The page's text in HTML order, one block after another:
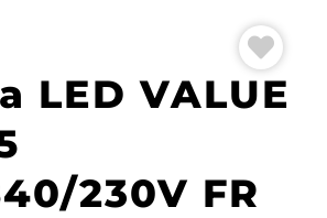
LED VALUE
230V FR